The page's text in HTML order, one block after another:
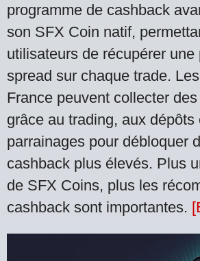
programme de cashback
son SFX Coin natif,
utilisateurs de récupérer une
spread sur chaque trade.
France peuvent collecter
grâce au trading, aux dépôts
parrainages pour débloquer
cashback plus élevés. Plus
de SFX Coins, plus les
cashback sont importantes.